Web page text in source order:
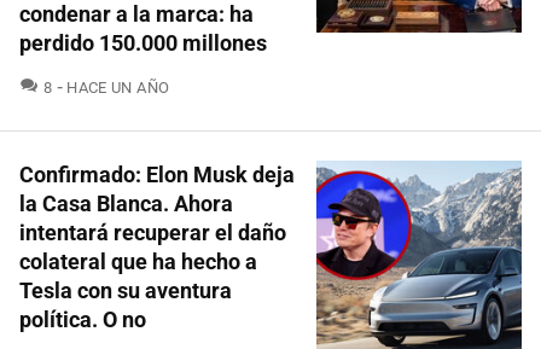
condenar a la marca: ha
perdido 150.000 millones
8 COMENTARIOS
HACE UN AÑO
Confirmado: Elon Musk deja
la Casa Blanca. Ahora
intentará recuperar el daño
colateral que ha hecho a
Tesla con su aventura
política. O no